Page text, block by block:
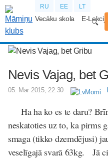
RU EE LT
Vecāku skola E-Lekcijas
Nevis Vajag, bet
05. Mar 2015, 22:30
Ha ha ko es te daru?
neskatoties uz to, ka pirms
smaga (tikko dzemdējusi)
veselīgajā svarā 63kg. Jā